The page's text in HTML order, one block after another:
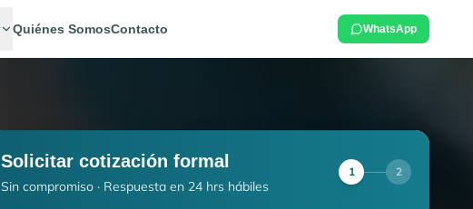
Quiénes SomosContacto WhatsApp
Solicitar cotización formal
Sin compromiso · Respuesta en 24 hrs hábiles
1 2